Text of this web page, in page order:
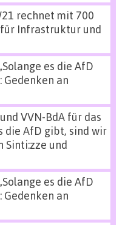
rechnet mit 700
Infrastruktur und
es die AfD
an
VVN-BdA für das
die AfD gibt, sind wir
Sinti:zze und
es die AfD
an